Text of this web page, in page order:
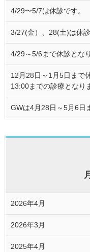
4/29〜5/7は休診です。
3/27(金）、28(土)は休診
4/29～5/6まで休診とな
12月28日～1月5日まで
13:00までの診療となり
GWは4月28日～5月6日
2026年4月
2026年3月
2025年4月